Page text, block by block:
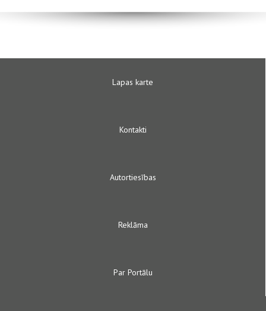
Lapas karte
Kontakti
Autortiesības
Reklāma
Par Portālu